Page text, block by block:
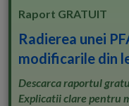
Raport GRATUIT
Radierea unei
modificarile din
Descarca raportul
Explicatii clare pentru